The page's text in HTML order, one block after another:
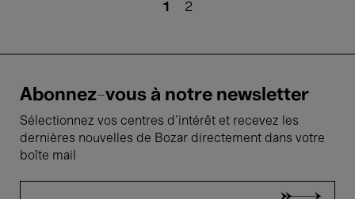
Page
1 Page
2
Abonnez-vous à notre newsletter
Sélectionnez vos centres d'intérêt et recevez les
dernières nouvelles de Bozar directement dans votre
boîte mail